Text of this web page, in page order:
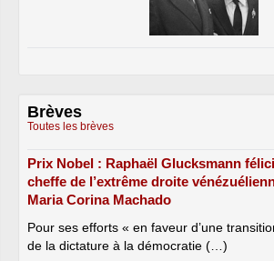
Brèves
Toutes les brèves
Prix Nobel : Raphaël Glucksmann
cheffe de l’extrême droite
Maria Corina Machado
Pour ses efforts « en faveur d’une
de la dictature à la démocratie (…)